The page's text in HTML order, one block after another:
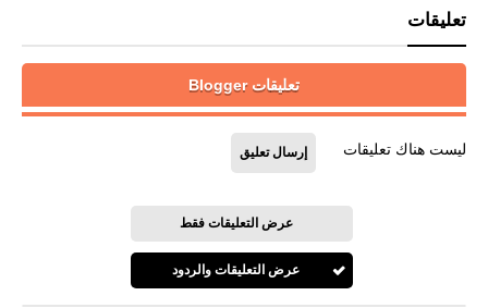
تعليقات
تعليقات Blogger
ليست هناك تعليقات إرسال تعليق
عرض التعليقات فقط
عرض التعليقات والردود